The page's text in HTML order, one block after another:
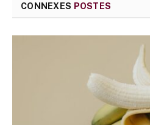
CONNEXES POSTES